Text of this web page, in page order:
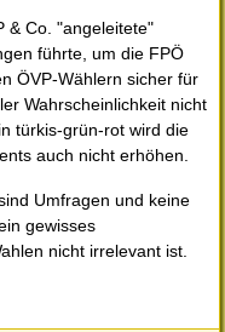
& Co. "angeleitete"
führte, um die FPÖ
ÖVP-Wählern sicher für
Wahrscheinlichkeit nicht
türkis-grün-rot wird die
auch nicht erhöhen.
Umfragen und keine
gewisses
nicht irrelevant ist.